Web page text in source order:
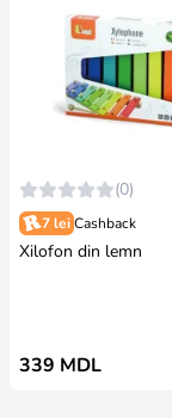
(0)
7 lei Cashback
Xilofon din lemn
339 MDL